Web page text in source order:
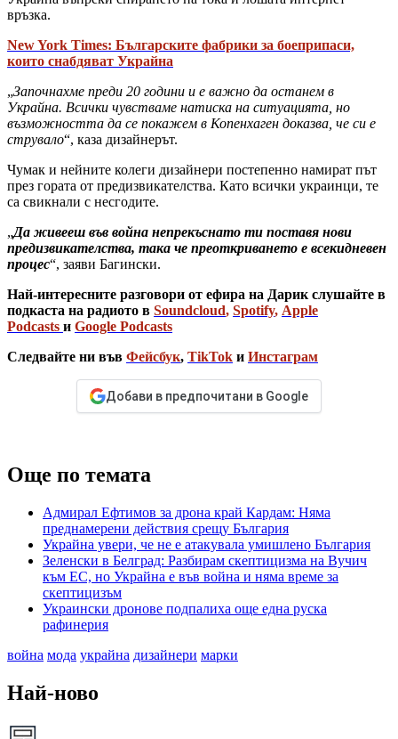
връзка.
New York Times: Българските фабрики за боеприпаси,
които снабдяват Украйна
„Започнахме преди 20 години и е важно да останем в
Украйна. Всички чувстваме натиска на ситуацията, но
възможността да се покажем в Копенхаген доказва, че си е
струвало“, каза дизайнерът.
Чумак и нейните колеги дизайнери постепенно намират път
през гората от предизвикателства. Като всички украинци, те
са свикнали с несгодите.
„Да живееш във война непрекъснато ти поставя нови
предизвикателства, така че преоткриването е всекидневен
процес“, заяви Багински.
Най-интересните разговори от ефира на Дарик слушайте в
подкаста на радиото в Soundcloud, Spotify, Apple
Podcasts и Google Podcasts
Следвайте ни във Фейсбук, TikTok и Инстаграм
Добави в предпочитани в Google
Още по темата
Адмирал Ефтимов за дрона край Кардам: Няма
преднамерени действия срещу България
Украйна увери, че не е атакувала умишлено България
Зеленски в Белград: Разбирам скептицизма на Вучич
към ЕС, но Украйна е във война и няма време за
скептицизъм
Украински дронове подпалиха още една руска
рафинерия
война мода украйна дизайнери марки
Най-ново